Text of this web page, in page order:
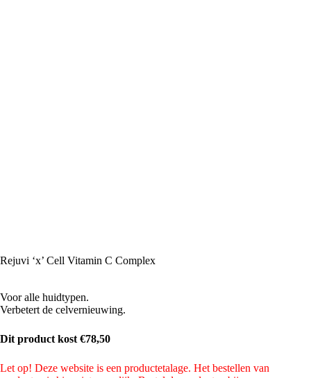
Rejuvi ‘x’ Cell Vitamin C Complex
Voor alle huidtypen.
Verbetert de celvernieuwing.
Dit product kost €78,50
Let op! Deze website is een productetalage. Het bestellen van